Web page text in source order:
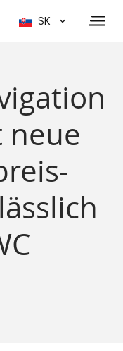
SK
neue